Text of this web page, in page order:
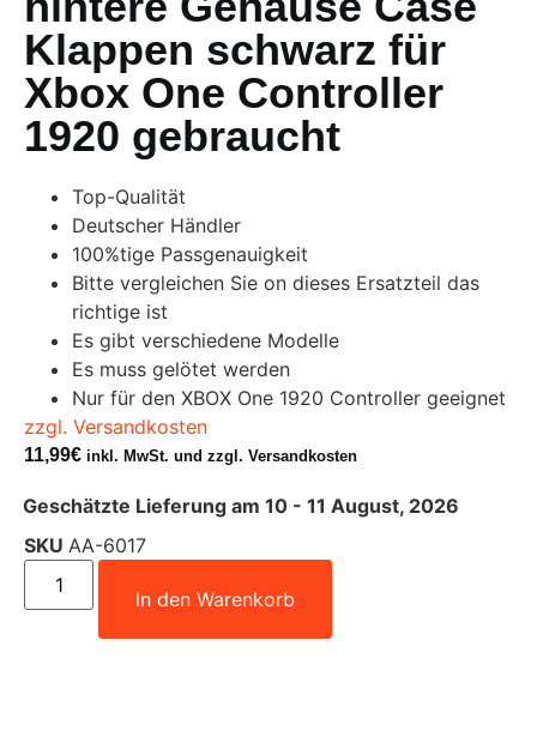
Klappen schwarz für
Xbox One Controller
1920 gebraucht
Top-Qualität
Deutscher Händler
100%tige Passgenauigkeit
Bitte vergleichen Sie on dieses Ersatzteil das
richtige ist
Es gibt verschiedene Modelle
Es muss gelötet werden
Nur für den XBOX One 1920 Controller geeignet
zzgl. Versandkosten
11,99€ inkl. MwSt. und zzgl. Versandkosten
Geschätzte Lieferung am 10 - 11 August, 2026
SKU AA-6017
In den Warenkorb